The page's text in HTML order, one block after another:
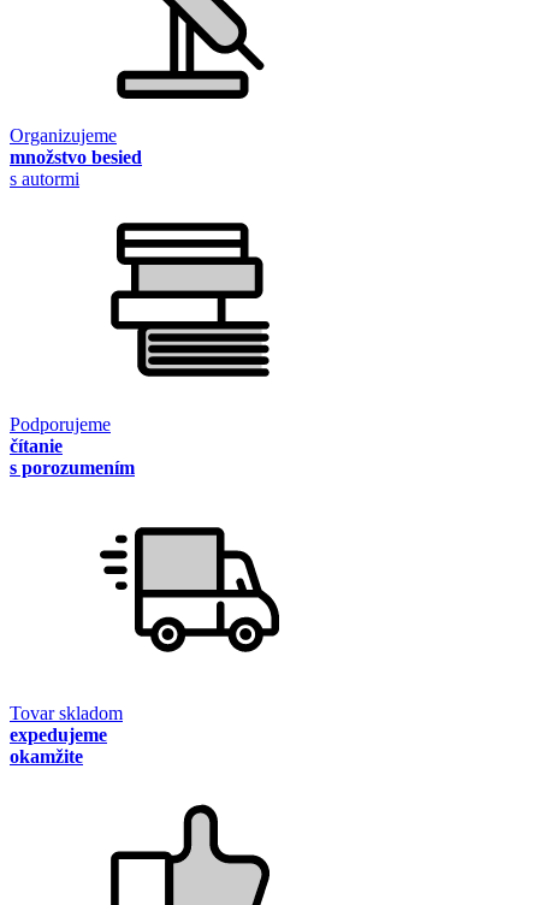
Organizujeme
množstvo besied
s autormi
Podporujeme
čítanie
s porozumením
Tovar skladom
expedujeme
okamžite